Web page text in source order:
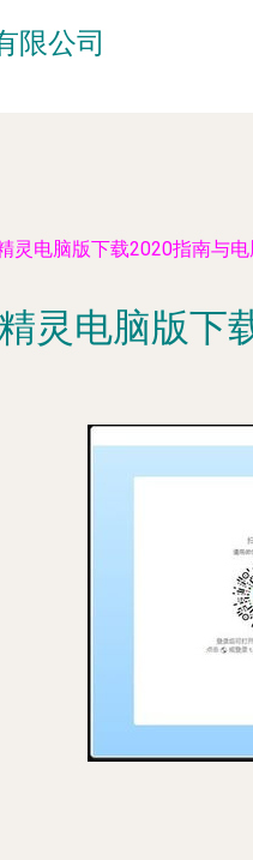
限公司
灵电脑版下载2020指南与
灵电脑版下